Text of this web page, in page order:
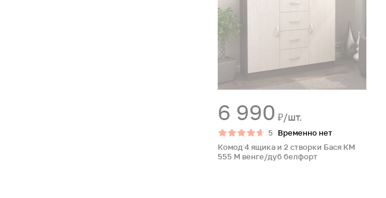
6 990 ₽/шт.
5
Временно нет
Комод 4 ящика и 2 створки Бася КМ
555 М венге/дуб белфорт